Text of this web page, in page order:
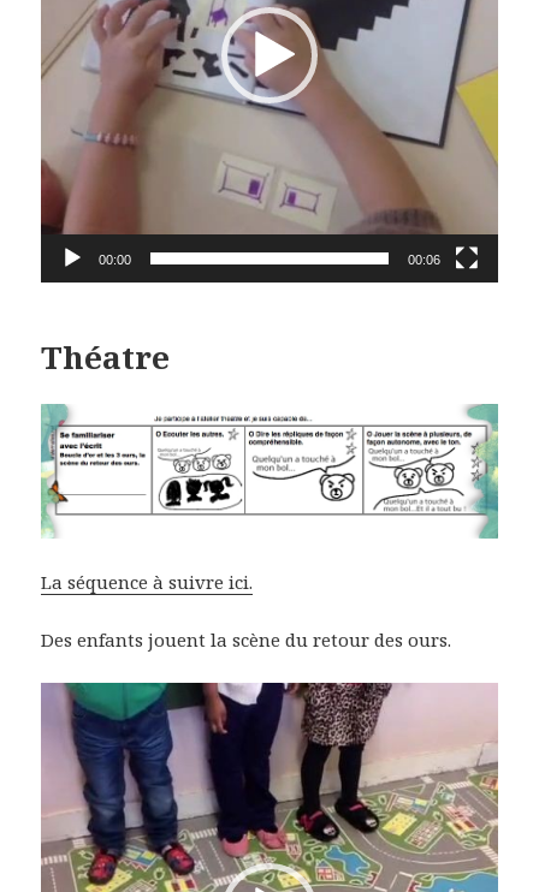
00:00 00:06
Théatre
La séquence à suivre ici.
Des enfants jouent la scène du retour des ours.
Lecteur
vidéo